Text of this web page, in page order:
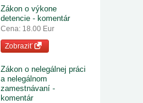
Zákon o výkone
detencie - komentár
Cena: 18.00 Eur
Zobraziť
Zákon o nelegálnej práci
a nelegálnom
zamestnávaní -
komentár